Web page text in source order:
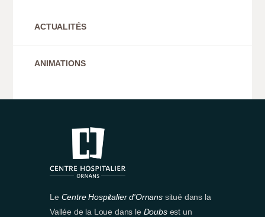
ACTUALITÉS
ANIMATIONS
Le Centre Hospitalier d'Ornanssitué dans la
Vallée de la Loue dans le Doubsest un